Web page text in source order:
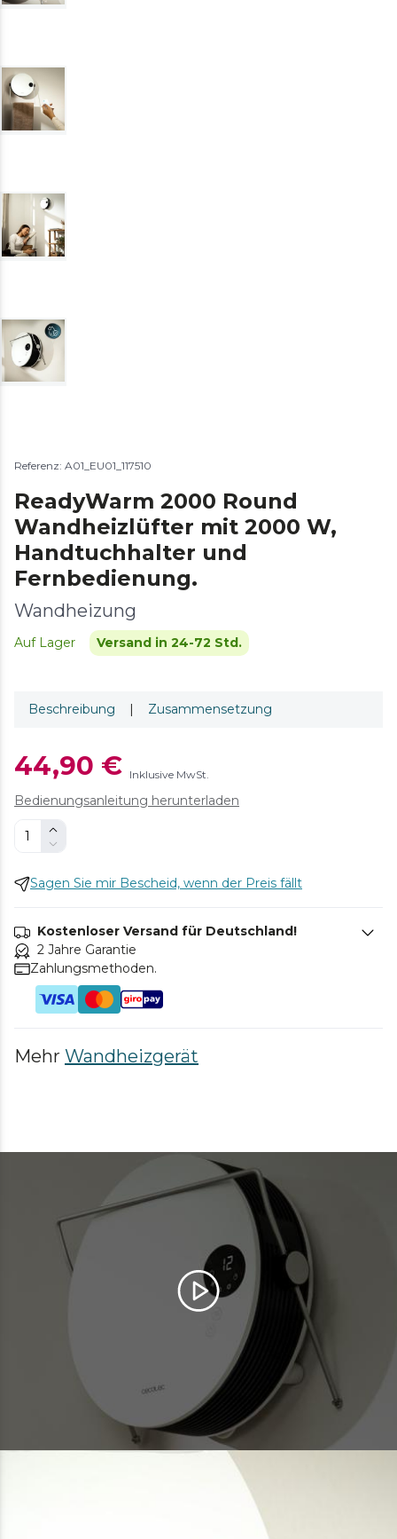
Referenz: A01_EU01_117510
ReadyWarm 2000 Round
Wandheizlüfter mit 2000 W,
Handtuchhalter und
Fernbedienung.
Wandheizung
Auf Lager Versand in 24-72 Std.
Beschreibung | Zusammensetzung
44,90 € Inklusive MwSt.
Bedienungsanleitung herunterladen
Sagen Sie mir Bescheid, wenn der Preis fällt
Kostenloser Versand für Deutschland!
2 Jahre Garantie
Zahlungsmethoden.
Mehr Wandheizgerät